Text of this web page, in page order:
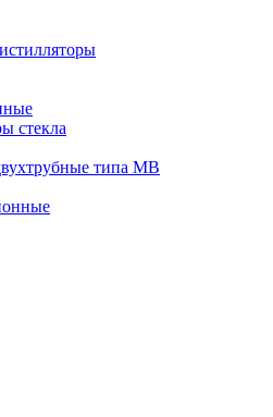
стекла
типа МВ